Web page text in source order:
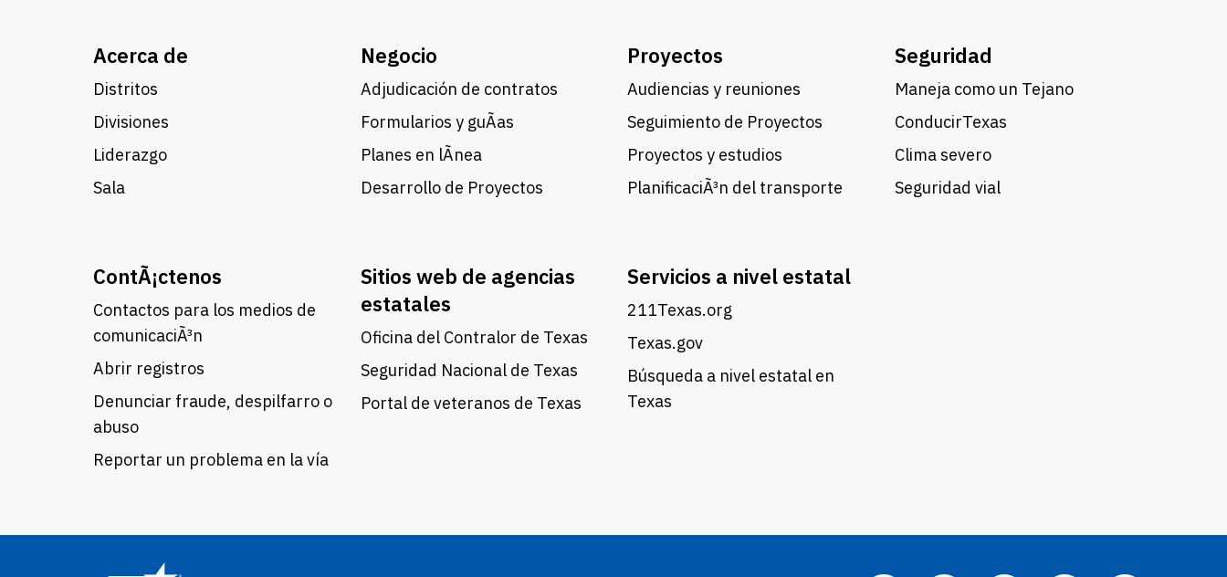
Acerca de
Distritos
Divisiones
Liderazgo
Sala
Negocio
Adjudicación de contratos
Formularios y guÃ­as
Planes en lÃ­nea
Desarrollo de Proyectos
Proyectos
Audiencias y reuniones
Seguimiento de Proyectos
Proyectos y estudios
PlanificaciÃ³n del transporte
Seguridad
Maneja como un Tejano
ConducirTexas
Clima severo
Seguridad vial
ContÃ¡ctenos
Contactos para los medios de
comunicaciÃ³n
Abrir registros
Denunciar fraude, despilfarro o
abuso
Reportar un problema en la vía
Sitios web de agencias
estatales
Oficina del Contralor de Texas
Seguridad Nacional de Texas
Portal de veteranos de Texas
Servicios a nivel estatal
211Texas.org
Texas.gov
Búsqueda a nivel estatal en
Texas